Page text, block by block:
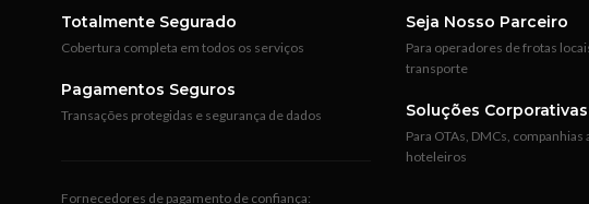
Totalmente Segurado
Cobertura completa em todos os serviços
Pagamentos Seguros
Transações protegidas e segurança de dados
Fornecedores de pagamento de confiança:
Seja Nosso Parceiro
Para operadores de frotas
transporte
Soluções Corporativas
Para OTAs, DMCs,
hoteleiros